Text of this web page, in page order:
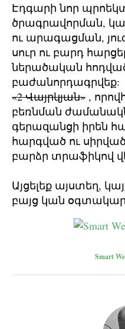
Էդգարի նոր
ծրագրավորման,
ու արագացման,
սուր ու բարդ
ներածական
բաժանորդագրվեք:
«2 Վայրկյան» ,
բեռնման
գերազանցի իրեն
հարգված ու
բարձր տրաֆիկով
Այցելեք այստեղ,
բայց կան օգտակար
Smart